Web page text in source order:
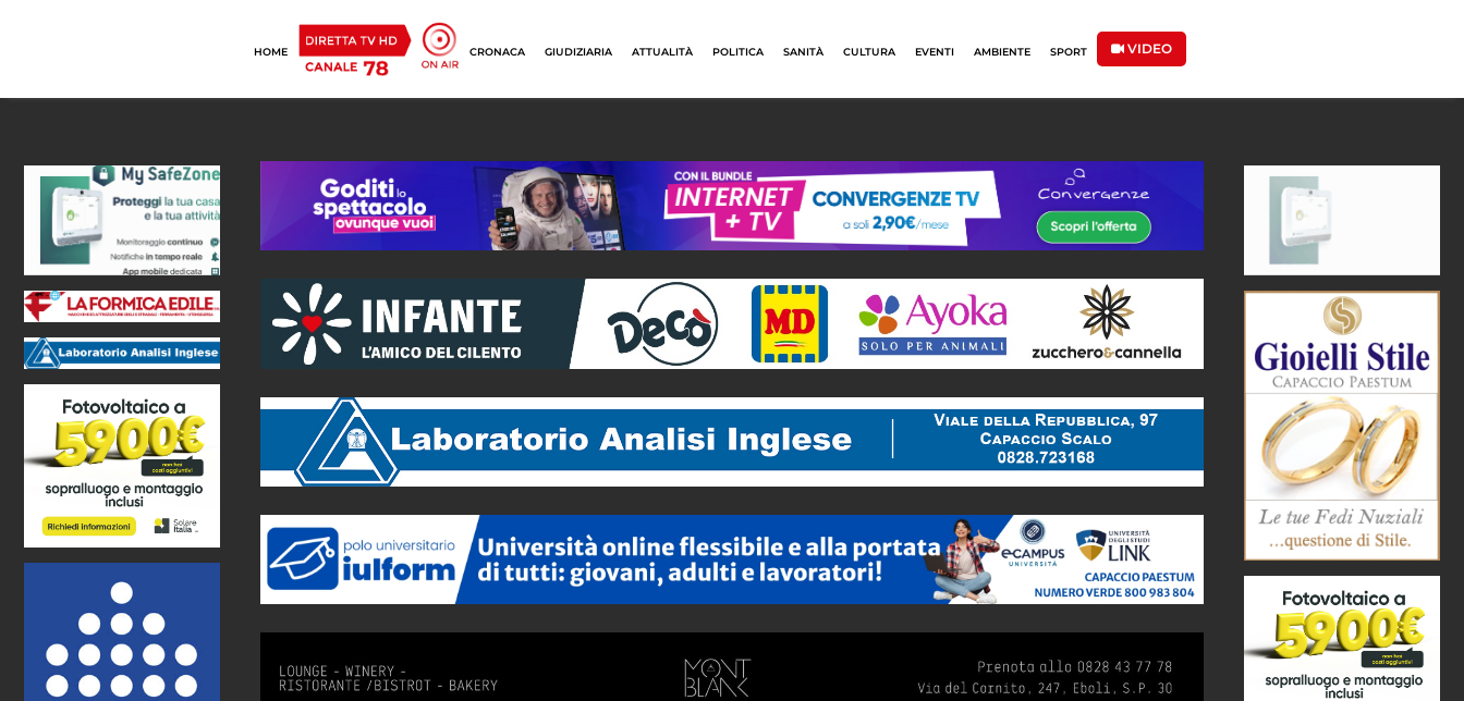
HOME CRONACA GIUDIZIARIA ATTUALITÀ POLITICA SANITÀ CULTURA EVENTI AMBIENTE SPORT VIDEO